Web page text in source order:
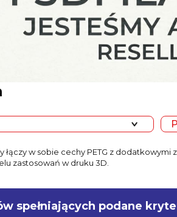
łączy w sobie cechy PETG z
zastosowań w druku 3D.
spełniających podane